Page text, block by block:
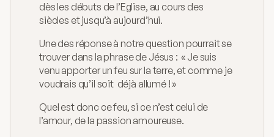
dès les débuts de l’Eglise, au cours des
siècles et jusqu’à aujourd’hui.
Une des réponse à notre question pourrait se
trouver dans la phrase de Jésus :  « Je suis
venu apporter un feu sur la terre, et comme je
voudrais qu’il soit  déjà allumé ! »
Quel est donc ce feu, si ce n’est celui de
l’amour, de la passion amoureuse.